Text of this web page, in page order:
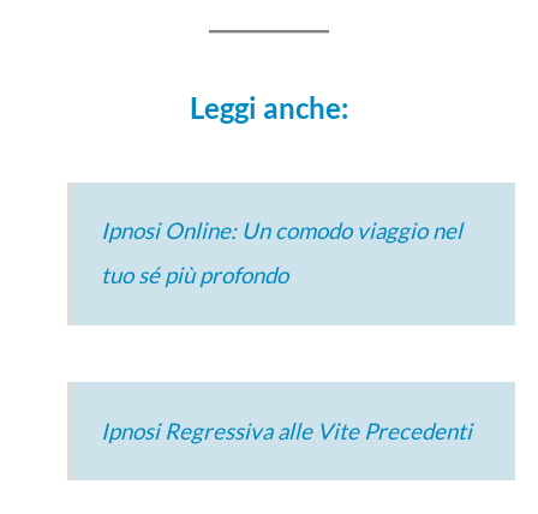
Leggi anche:
Ipnosi Online: Un comodo viaggio nel
tuo sé più profondo
Ipnosi Regressiva alle Vite Precedenti